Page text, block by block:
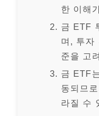
한 이해
금 ETF
며, 투자
준을 고
금 ETF
동되므
라질 수